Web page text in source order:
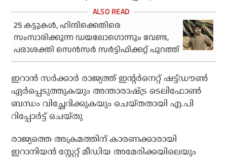
25 കട്ടുകള്‍, ഹിന്ദിക്കെതിരെ
സംസാരിക്കുന്ന ഡയലോഗൊന്നും വേണ്ട,
പരാശക്തി സെന്‍സര്‍ സര്‍ട്ടിഫിക്കറ്റ് പുറത്ത്
ഇറാൻ സർക്കാർ രാജ്യത്ത് ഇന്റർനെറ്റ് ഷട്ട്ഡൗൺ
ഏർപ്പെടുത്തുകയും അന്താരാഷ്ട്ര ടെലിഫോൺ
ബന്ധം വിച്ഛേദിക്കുകയും ചെയ്തതായി എ.പി
റിപ്പോർട്ട് ചെയ്തു
രാജ്യത്തെ അക്രമത്തിന് കാരണക്കാരായി
ഇറാനിയൻ സ്റ്റേറ്റ് മീഡിയ അമേരിക്കയിലെയും